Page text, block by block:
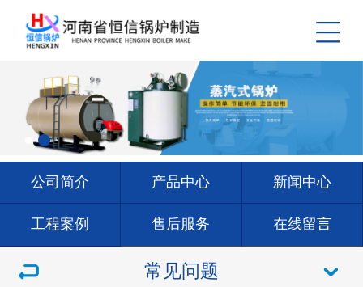
公司简介 产品中心 新闻中心
工程案例 售后服务 在线留言
联系我们 常见问题